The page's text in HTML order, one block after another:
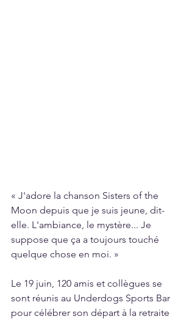
« J'adore la chanson Sisters of the
Moon depuis que je suis jeune, dit-
elle. L'ambiance, le mystère... Je
suppose que ça a toujours touché
quelque chose en moi. »
Le 19 juin, 120 amis et collègues se
sont réunis au Underdogs Sports Bar
pour célébrer son départ à la retraite